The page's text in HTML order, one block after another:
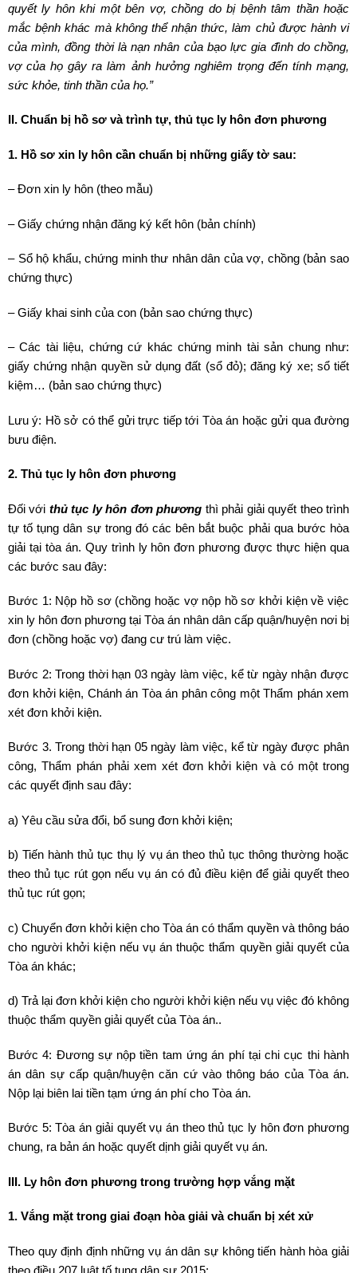
quyết ly hôn khi một bên vợ, chồng do bị bệnh tâm thần hoặc
mắc bệnh khác mà không thể nhận thức, làm chủ được hành vi
của mình, đồng thời là nạn nhân của bạo lực gia đình do chồng,
vợ của họ gây ra làm ảnh hưởng nghiêm trọng đến tính mạng,
sức khỏe, tinh thần của họ.”
II. Chuẩn bị hồ sơ và trình tự, thủ tục ly hôn đơn phương
1. Hồ sơ xin ly hôn cần chuẩn bị những giấy tờ sau:
– Đơn xin ly hôn (theo mẫu)
– Giấy chứng nhận đăng ký kết hôn (bản chính)
– Sổ hộ khẩu, chứng minh thư nhân dân của vợ, chồng (bản sao
chứng thực)
– Giấy khai sinh của con (bản sao chứng thực)
– Các tài liệu, chứng cứ khác chứng minh tài sản chung như:
giấy chứng nhận quyền sử dụng đất (sổ đỏ); đăng ký xe; sổ tiết
kiệm… (bản sao chứng thực)
Lưu ý: Hồ sở có thể gửi trực tiếp tới Tòa án hoặc gửi qua đường
bưu điện.
2. Thủ tục ly hôn đơn phương
Đối với thủ tục ly hôn đơn phương thì phải giải quyết theo trình
tự tố tụng dân sự trong đó các bên bắt buộc phải qua bước hòa
giải tại tòa án. Quy trình ly hôn đơn phương được thực hiện qua
các bước sau đây:
Bước 1: Nộp hồ sơ (chồng hoặc vợ nộp hồ sơ khởi kiện về việc
xin ly hôn đơn phương tại Tòa án nhân dân cấp quận/huyện nơi bị
đơn (chồng hoặc vợ) đang cư trú làm việc.
Bước 2: Trong thời hạn 03 ngày làm việc, kể từ ngày nhận được
đơn khởi kiện, Chánh án Tòa án phân công một Thẩm phán xem
xét đơn khởi kiện.
Bước 3. Trong thời hạn 05 ngày làm việc, kể từ ngày được phân
công, Thẩm phán phải xem xét đơn khởi kiện và có một trong
các quyết định sau đây:
a) Yêu cầu sửa đổi, bổ sung đơn khởi kiện;
b) Tiến hành thủ tục thụ lý vụ án theo thủ tục thông thường hoặc
theo thủ tục rút gọn nếu vụ án có đủ điều kiện để giải quyết theo
thủ tục rút gọn;
c) Chuyển đơn khởi kiện cho Tòa án có thẩm quyền và thông báo
cho người khởi kiện nếu vụ án thuộc thẩm quyền giải quyết của
Tòa án khác;
d) Trả lại đơn khởi kiện cho người khởi kiện nếu vụ việc đó không
thuộc thẩm quyền giải quyết của Tòa án..
Bước 4: Đương sự nộp tiền tam ứng án phí tại chi cục thi hành
án dân sự cấp quận/huyện căn cứ vào thông báo của Tòa án.
Nộp lại biên lai tiền tạm ứng án phí cho Tòa án.
Bước 5: Tòa án giải quyết vụ án theo thủ tục ly hôn đơn phương
chung, ra bản án hoặc quyết dịnh giải quyết vụ án.
III. Ly hôn đơn phương trong trường hợp vắng mặt
1. Vắng mặt trong giai đoạn hòa giải và chuẩn bị xét xử
Theo quy định định những vụ án dân sự không tiến hành hòa giải
theo điều 207 luật tố tụng dân sự 2015: